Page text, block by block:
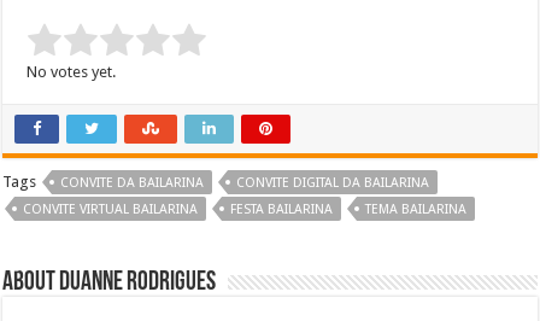
Rate this item:
Submit Rating
No votes yet.
Tags CONVITE DA BAILARINA
CONVITE DIGITAL DA BAILARINA
CONVITE VIRTUAL BAILARINA
FESTA BAILARINA TEMA BAILARINA
About Duanne Rodrigues